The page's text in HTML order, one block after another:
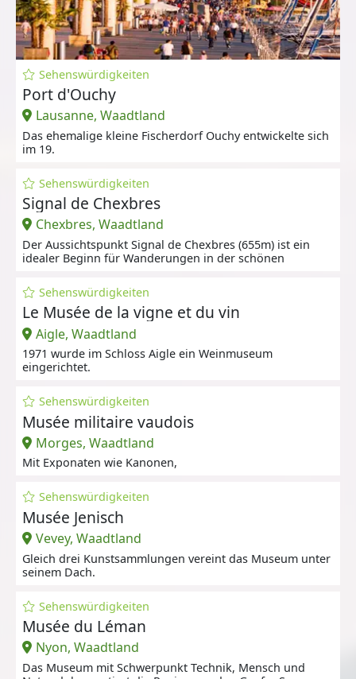
Sehenswürdigkeiten
Port d'Ouchy
Lausanne, Waadtland
Das ehemalige kleine Fischerdorf Ouchy entwickelte sich
im 19.
Sehenswürdigkeiten
Signal de Chexbres
Chexbres, Waadtland
Der Aussichtspunkt Signal de Chexbres (655m) ist ein
idealer Beginn für Wanderungen in der schönen
Sehenswürdigkeiten
Le Musée de la vigne et du vin
Aigle, Waadtland
1971 wurde im Schloss Aigle ein Weinmuseum
eingerichtet.
Sehenswürdigkeiten
Musée militaire vaudois
Morges, Waadtland
Mit Exponaten wie Kanonen,
Sehenswürdigkeiten
Musée Jenisch
Vevey, Waadtland
Gleich drei Kunstsammlungen vereint das Museum unter
seinem Dach.
Sehenswürdigkeiten
Musée du Léman
Nyon, Waadtland
Das Museum mit Schwerpunkt Technik, Mensch und